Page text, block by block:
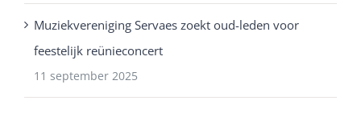
Muziekvereniging Servaes zoekt oud-leden voor
feestelijk reünieconcert
11 september 2025